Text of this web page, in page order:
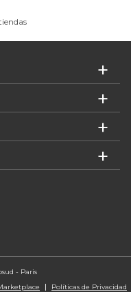
- Paris
Políticas de Privacidad